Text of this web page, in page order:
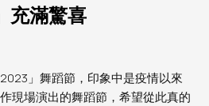
充滿驚喜
」舞蹈節，印象中是疫情以來
現場演出的舞蹈節，希望從此真的